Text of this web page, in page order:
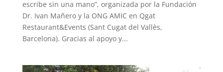
escribe sin una mano”, organizada por la Fundación
Dr. Ivan Mañero y la ONG AMIC en Qgat
Restaurant&Events (Sant Cugat del Vallès,
Barcelona). Gracias al apoyo y...